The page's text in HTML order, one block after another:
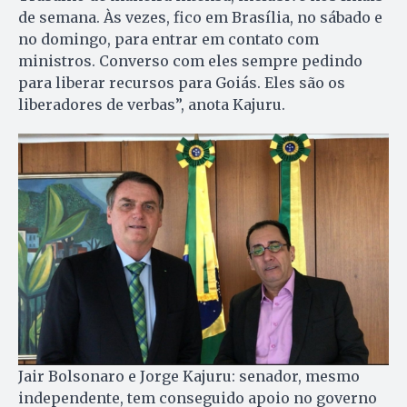
de semana. Às vezes, fico em Brasília, no sábado e
no domingo, para entrar em contato com
ministros. Converso com eles sempre pedindo
para liberar recursos para Goiás. Eles são os
liberadores de verbas”, anota Kajuru.
Jair Bolsonaro e Jorge Kajuru: senador, mesmo
independente, tem conseguido apoio no governo